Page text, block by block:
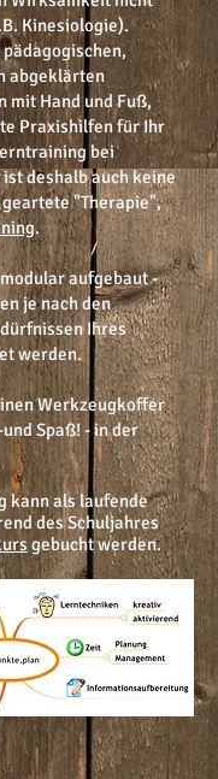
Kinesiologie).
abgeklärten
mit Hand und Fuß,
Praxishilfen für Ihr
bei
deshalb auch keine
"Therapie",
.
aufgebaut -
je nach den
Ihres
werden.
Werkzeugkoffer
Spaß! - in der
kann als laufende
des Schuljahres
gebucht werden.